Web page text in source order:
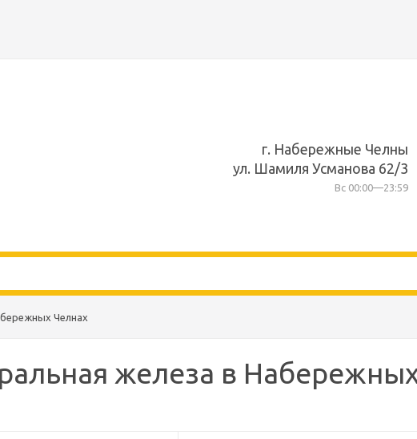
г. Набережные Челны
ул. Шамиля Усманова 62/3
Вс 00:00—23:59
Челнах
железа в